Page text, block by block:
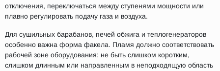
отключения, переключаться между ступенями мощности или
плавно регулировать подачу газа и воздуха.
Для сушильных барабанов, печей обжига и теплогенераторов
особенно важна форма факела. Пламя должно соответствовать
рабочей зоне оборудования: не быть слишком коротким,
слишком длинным или направленным в неподходящую область